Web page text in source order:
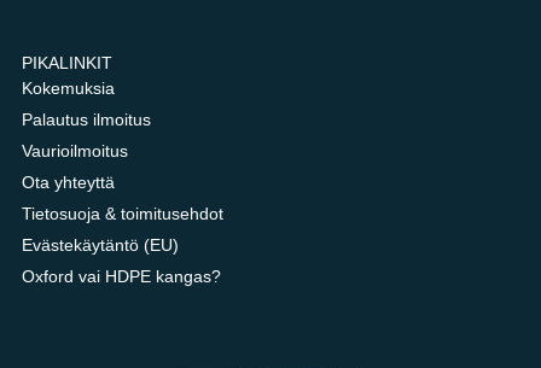
PIKALINKIT
Kokemuksia
Palautus ilmoitus
Vaurioilmoitus
Ota yhteyttä
Tietosuoja & toimitusehdot
Evästekäytäntö (EU)
Oxford vai HDPE kangas?